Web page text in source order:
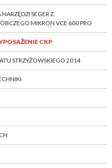
SEGER Z
MIKRON VCE 600 PRO
CKP
STRZYŻOWSKIEGO 2014